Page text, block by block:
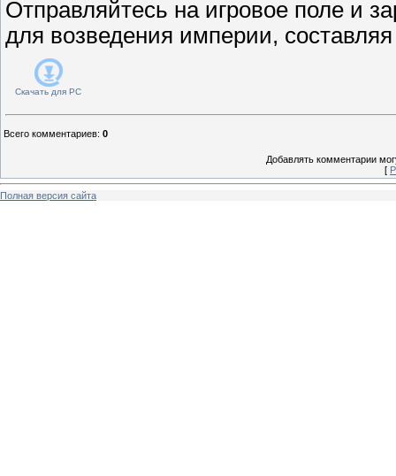
Отправляйтесь на игровое поле и
для возведения империи,
Скачать для PC
Всего комментариев: 0
Добавлять комментарии
[
Полная версия сайта